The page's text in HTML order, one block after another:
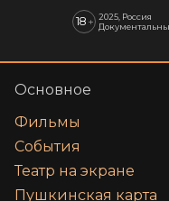
18 + 2025, Россия
Основное
Фильмы
События
Театр на экране
Пушкинская карта